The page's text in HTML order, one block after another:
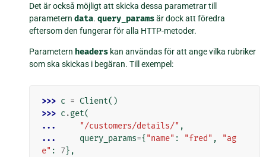
Det är också möjligt att skicka dessa parametrar till
parameterndata.query_paramsär dock att föredra
eftersom den fungerar för alla HTTP-metoder.
Parametern headers kan användas för att ange vilka rubriker
som ska skickas i begäran. Till exempel:
>>> c = Client()
>>> c .get(
...
"/customers/details/" ,
...
query_params={ "name" : "fred" ,
"ag
e" : 7},